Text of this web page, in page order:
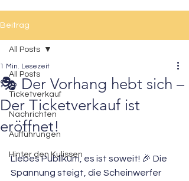
Beitrag
All Posts
Ticketverkauf
Nachrichten
Aufführungen
Hinter den Kulissen
All Posts
🎭 Der Vorhang hebt sich –
Der Ticketverkauf ist
eröffnet!
1 Min. Lesezeit
Liebes Publikum, es ist soweit! 🎉 Die
Spannung steigt, die Scheinwerfer